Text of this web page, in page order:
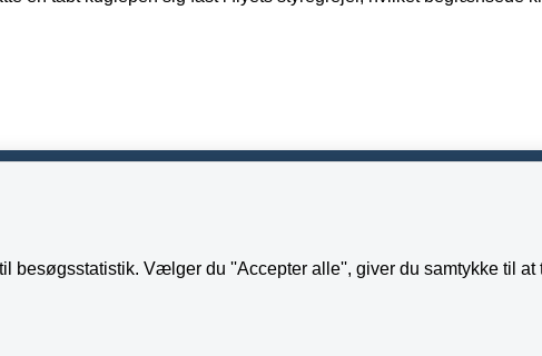
aib@havarikommissionen.dk Whistleblowerordning
besøgsstatistik. Vælger du ''Accepter alle'', giver du samtykke til at